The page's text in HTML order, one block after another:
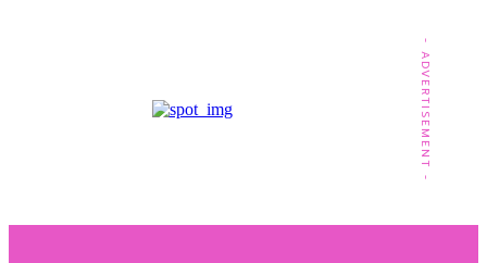
- ADVERTISEMENT -